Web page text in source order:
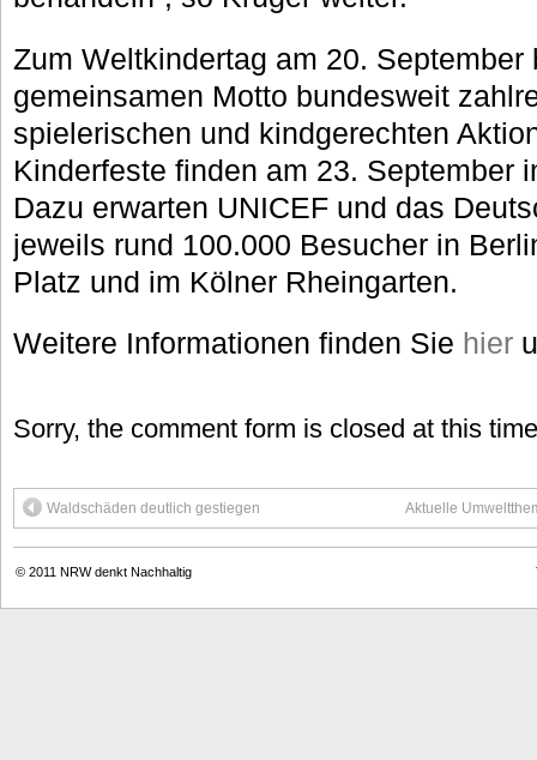
Zum Weltkindertag am 20.
gemeinsamen Motto bundesweit
spielerischen und kindgerechten
Kinderfeste finden am 23. September
Dazu erwarten UNICEF und das
jeweils rund 100.000 Besucher in
Platz und im Kölner Rheingarten.
Weitere Informationen finden Sie hier
Sorry, the comment form is closed at this
Waldschäden deutlich gestiegen Aktuelle
© 2011 NRW denkt Nachhaltig